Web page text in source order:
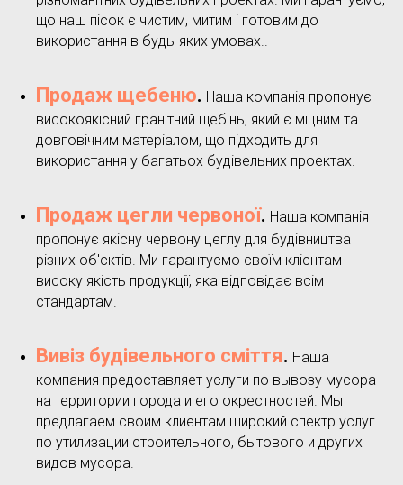
що наш пісок є чистим, митим і готовим до
використання в будь-яких умовах..
Продаж щебеню. Наша компанія пропонує
високоякісний гранітний щебінь, який є міцним та
довговічним матеріалом, що підходить для
використання у багатьох будівельних проектах.
Продаж цегли червоної. Наша компанія
пропонує якісну червону цеглу для будівництва
різних об'єктів. Ми гарантуємо своїм клієнтам
високу якість продукції, яка відповідає всім
стандартам.
Вивіз будівельного сміття. Наша
компания предоставляет услуги по вывозу мусора
на территории города и его окрестностей. Мы
предлагаем своим клиентам широкий спектр услуг
по утилизации строительного, бытового и других
видов мусора.